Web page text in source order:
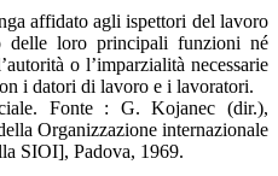
affidato agli ispettori del lavoro
delle loro principali funzioni né
o l’imparzialità necessarie
i datori di lavoro e i lavoratori.
Fonte : G. Kojanec (dir.),
Organizzazione internazionale
SIOI], Padova, 1969.